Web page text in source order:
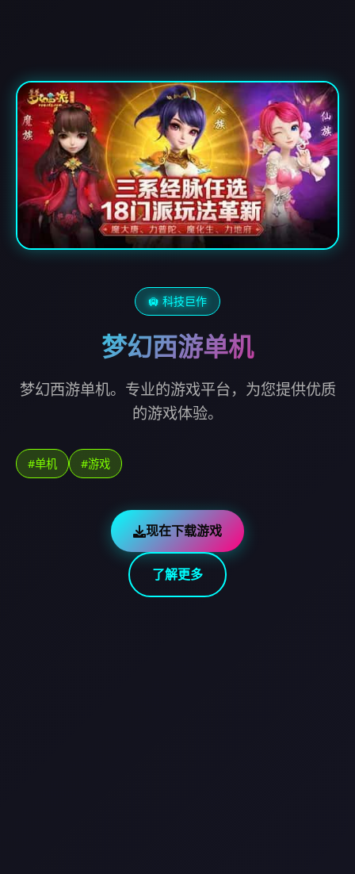
🛄 科技巨作
梦幻西游单机
梦幻西游单机。专业的游戏平台，为您提供优质
的游戏体验。
#单机 #游戏
现在下载游戏
了解更多